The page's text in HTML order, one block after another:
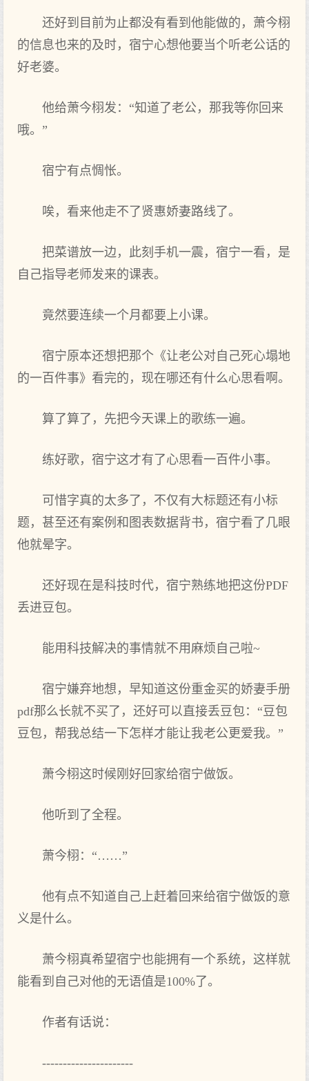
还好到目前为止都没有看到他能做的，萧今栩
的信息也来的及时，宿宁心想他要当个听老公话的
好老婆。
他给萧今栩发：“知道了老公，那我等你回来
哦。”
宿宁有点惆怅。
唉，看来他走不了贤惠娇妻路线了。
把菜谱放一边，此刻手机一震，宿宁一看，是
自己指导老师发来的课表。
竟然要连续一个月都要上小课。
宿宁原本还想把那个《让老公对自己死心塌地
的一百件事》看完的，现在哪还有什么心思看啊。
算了算了，先把今天课上的歌练一遍。
练好歌，宿宁这才有了心思看一百件小事。
可惜字真的太多了，不仅有大标题还有小标
题，甚至还有案例和图表数据背书，宿宁看了几眼
他就晕字。
还好现在是科技时代，宿宁熟练地把这份PDF
丢进豆包。
能用科技解决的事情就不用麻烦自己啦~
宿宁嫌弃地想，早知道这份重金买的娇妻手册
pdf那么长就不买了，还好可以直接丢豆包：“豆包
豆包，帮我总结一下怎样才能让我老公更爱我。”
萧今栩这时候刚好回家给宿宁做饭。
他听到了全程。
萧今栩：“……”
他有点不知道自己上赶着回来给宿宁做饭的意
义是什么。
萧今栩真希望宿宁也能拥有一个系统，这样就
能看到自己对他的无语值是100%了。
作者有话说：
----------------------